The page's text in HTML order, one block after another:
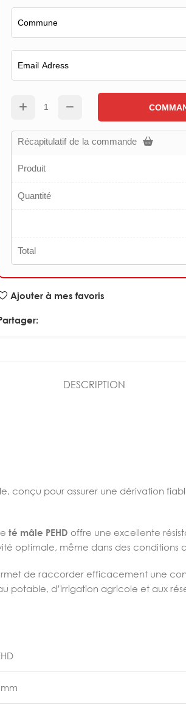
Récapitulatif de la commande
Produit
Quantité
Total
Ajouter à mes favoris
DESCRIPTION
conçu pour assurer une dérivation
té mâle PEHD offre une excellente
même dans des conditions
de raccorder efficacement une
potable, d’irrigation agricole et aux